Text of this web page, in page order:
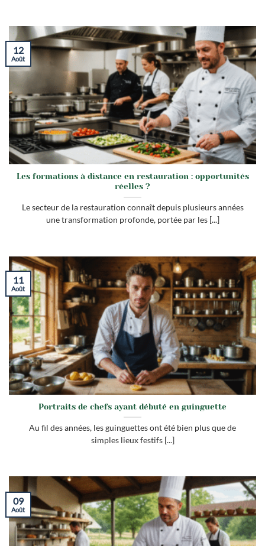
Les formations à distance en restauration : opportunités
réelles ?
Le secteur de la restauration connaît depuis plusieurs années
une transformation profonde, portée par les [...]
12
Août
Portraits de chefs ayant débuté en guinguette
Au fil des années, les guinguettes ont été bien plus que de
simples lieux festifs [...]
11
Août
09
Août